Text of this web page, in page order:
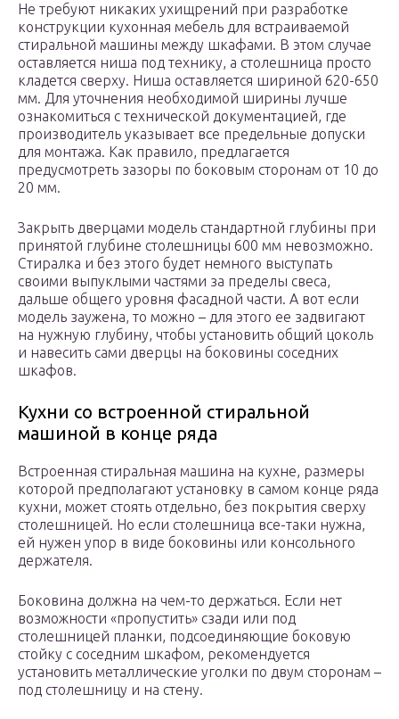
Не требуют никаких ухищрений при разработке
конструкции кухонная мебель для встраиваемой
стиральной машины между шкафами. В этом случае
оставляется ниша под технику, а столешница просто
кладется сверху. Ниша оставляется шириной 620-650
мм. Для уточнения необходимой ширины лучше
ознакомиться с технической документацией, где
производитель указывает все предельные допуски
для монтажа. Как правило, предлагается
предусмотреть зазоры по боковым сторонам от 10 до
20 мм.
Закрыть дверцами модель стандартной глубины при
принятой глубине столешницы 600 мм невозможно.
Стиралка и без этого будет немного выступать
своими выпуклыми частями за пределы свеса,
дальше общего уровня фасадной части. А вот если
модель заужена, то можно – для этого ее задвигают
на нужную глубину, чтобы установить общий цоколь
и навесить сами дверцы на боковины соседних
шкафов.
Кухни со встроенной стиральной
машиной в конце ряда
Встроенная стиральная машина на кухне, размеры
которой предполагают установку в самом конце ряда
кухни, может стоять отдельно, без покрытия сверху
столешницей. Но если столешница все-таки нужна,
ей нужен упор в виде боковины или консольного
держателя.
Боковина должна на чем-то держаться. Если нет
возможности «пропустить» сзади или под
столешницей планки, подсоединяющие боковую
стойку с соседним шкафом, рекомендуется
установить металлические уголки по двум сторонам –
под столешницу и на стену.